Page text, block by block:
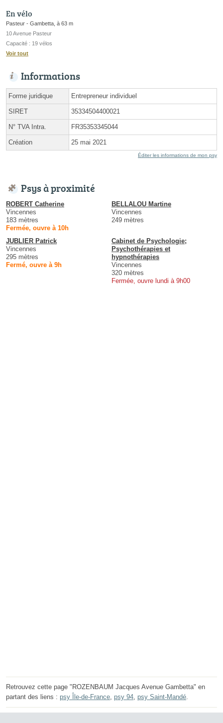
En vélo
Pasteur - Gambetta, à 63 m
10 Avenue Pasteur
Capacité : 19 vélos
Voir tout
Informations
Forme juridique Entrepreneur individuel
SIRET 35334504400021
N° TVA Intra. FR35353345044
Création 25 mai 2021
Éditer les informations de mon psy
Psys à proximité
ROBERT Catherine
Vincennes
183 mètres
Fermée, ouvre à 10h
BELLALOU Martine
Vincennes
249 mètres
JUBLIER Patrick
Vincennes
295 mètres
Fermé, ouvre à 9h
Cabinet de Psychologie;
Psychothérapies et
hypnothérapies
Vincennes
320 mètres
Fermée, ouvre lundi à 9h00
Retrouvez cette page "ROZENBAUM Jacques Avenue Gambetta" en
partant des liens : psy Île-de-France psy 94 psy Saint-Mandé